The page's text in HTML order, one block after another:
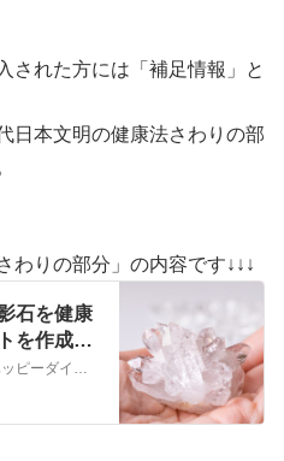
された方には「補足情報」と
日本文明の健康法さわりの部
わりの部分」の内容です↓↓↓
石を健康
を作成す
いつもありがとうございます。ハッピーダイエットの船田です。 これから新たに作成する新テキストは、「水晶と御影石で健康になる方法」です。 なぜ、このようなテキス…